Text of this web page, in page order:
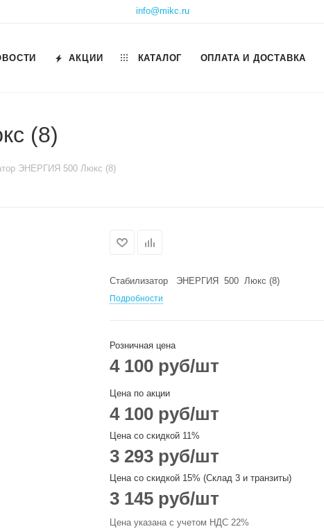
info@mikc.ru
АКЦИИ КАТАЛОГ ОПЛАТА И ДОСТАВКА
(8)
ЭНЕРГИЯ 500 Люкс (8)
Cтабилизатор ЭНЕРГИЯ 500 Люкс (8)
Подробности
Розничная цена
4 100 руб/шт
Цена по акции
4 100 руб/шт
Цена со скидкой 11%
3 293 руб/шт
Цена со скидкой 15% (Склад 3 и транзиты)
3 145 руб/шт
Цена указана с учетом НДС 22%